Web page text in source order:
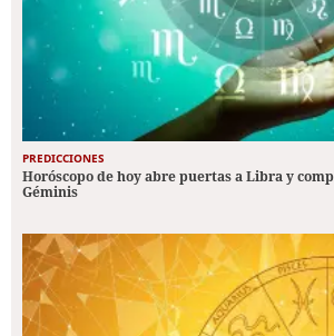
PREDICCIONES
Horóscopo de hoy abre puertas a Libra y
Géminis